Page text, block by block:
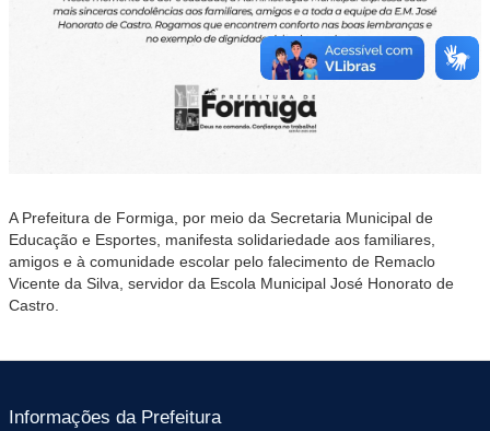
A Prefeitura de Formiga, por meio da Secretaria Municipal de
Educação e Esportes, manifesta solidariedade aos familiares,
amigos e à comunidade escolar pelo falecimento de Remaclo
Vicente da Silva, servidor da Escola Municipal José Honorato de
Castro.
Informações da Prefeitura